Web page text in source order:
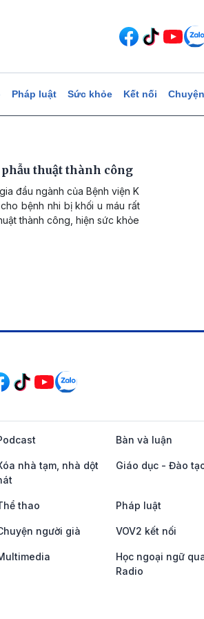
Pháp luật Sức khỏe Kết nối
phẫu thuật thành công
đầu ngành của Bệnh viện K
bệnh nhi bị khối u máu rất
thành công, hiện sức khỏe
Bàn và luận
nhà tạm, nhà dột
Giáo dục - Đào
thao Pháp luật
người già VOV2 kết nối
Học ngoại ngữ
Radio